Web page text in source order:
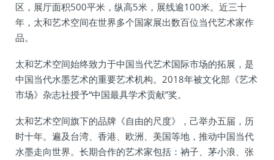
区，展厅面积500平米，纵高5米，展线逾100米。近三十
年，太和艺术空间在世界多个国家展出数百位当代艺术家作
品。
太和艺术空间始终致力于中国当代艺术国际市场的拓展，是
中国当代水墨艺术的重要艺术机构。2018年被文化部《艺术
市场》杂志社授予“中国最具学术贡献”奖。
太和艺术空间旗下的品牌《自由的尺度》，己举办五届，历
时十年。遍及台湾、香港、欧洲、美国等地，推动中国当代
水墨走向世界。长期合作的艺术家包括：衲子、茅小浪、张